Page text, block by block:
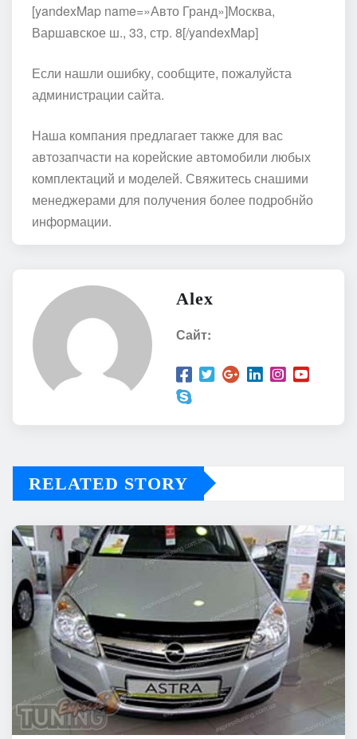
[yandexMap name=»Авто Гранд»]Москва,
Варшавское ш., 33, стр. 8[/yandexMap]
Если нашли ошибку, сообщите, пожалуйста
администрации сайта.
Наша компания предлагает также для вас
автозапчасти на корейские автомобили любых
комплектаций и моделей. Свяжитесь снашими
менеджерами для получения более подробнйо
информации.
Alex
Сайт:
RELATED STORY